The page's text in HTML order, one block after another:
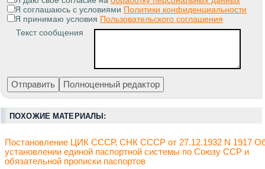
Я соглашаюсь с условиями Политики конфиденциальности
Я принимаю условия Пользовательского соглашения
Текст сообщения
ПОХОЖИЕ МАТЕРИАЛЫ:
Постановление ЦИК СССР, СНК СССР от 27.12.1932 N 1917
установлении единой паспортной системы по Союзу ССР и
обязательной прописки паспортов